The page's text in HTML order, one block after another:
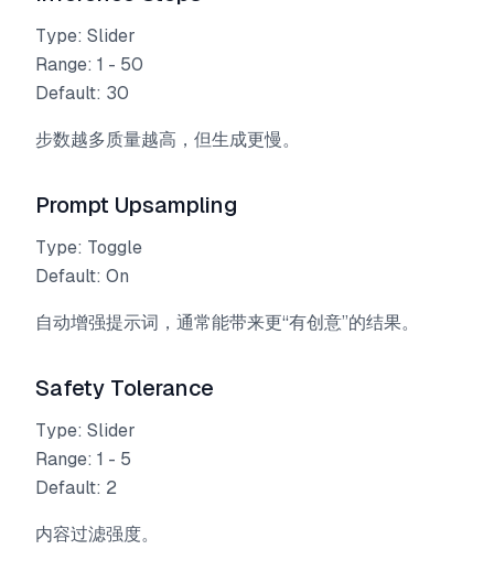
Type: Slider
Range: 1 - 50
Default: 30
步数越多质量越高，但生成更慢。
Prompt Upsampling
Type: Toggle
Default: On
自动增强提示词，通常能带来更“有创意”的结果。
Safety Tolerance
Type: Slider
Range: 1 - 5
Default: 2
内容过滤强度。